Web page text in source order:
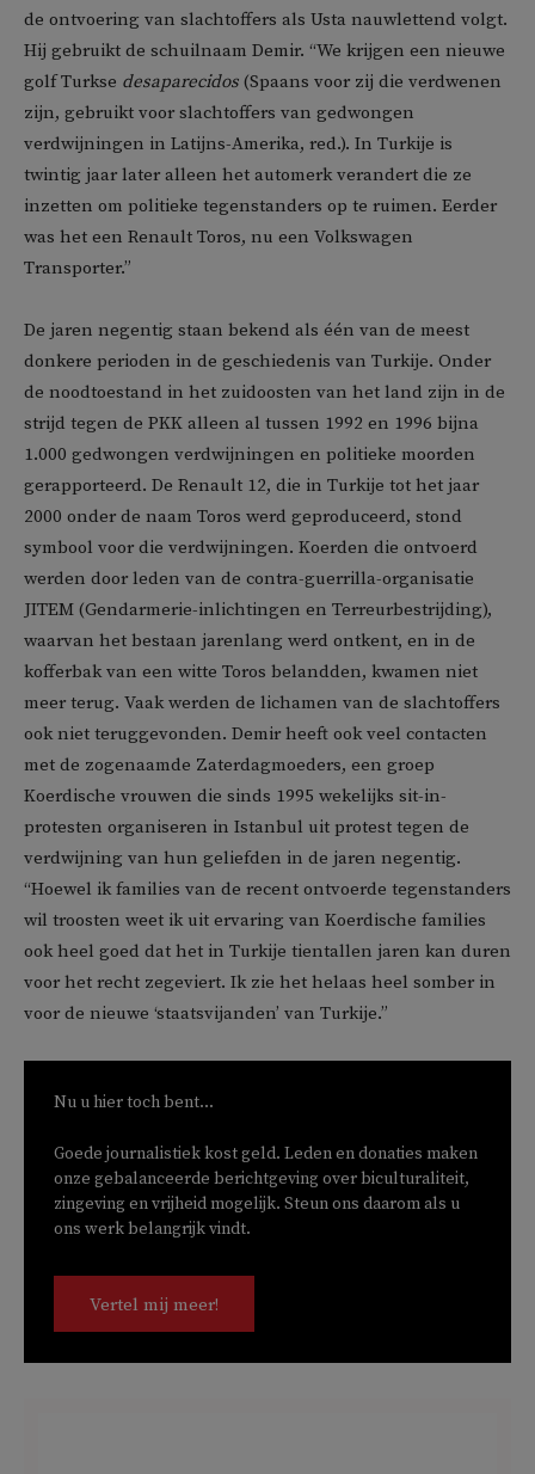
de ontvoering van slachtoffers als Usta nauwlettend volgt.
Hij gebruikt de schuilnaam Demir. “We krijgen een nieuwe
golf Turkse desaparecidos (Spaans voor zij die verdwenen
zijn, gebruikt voor slachtoffers van gedwongen
verdwijningen in Latijns-Amerika, red.). In Turkije is
twintig jaar later alleen het automerk verandert die ze
inzetten om politieke tegenstanders op te ruimen. Eerder
was het een Renault Toros, nu een Volkswagen
Transporter.”
De jaren negentig staan bekend als één van de meest
donkere perioden in de geschiedenis van Turkije. Onder
de noodtoestand in het zuidoosten van het land zijn in de
strijd tegen de PKK alleen al tussen 1992 en 1996 bijna
1.000 gedwongen verdwijningen en politieke moorden
gerapporteerd. De Renault 12, die in Turkije tot het jaar
2000 onder de naam Toros werd geproduceerd, stond
symbool voor die verdwijningen. Koerden die ontvoerd
werden door leden van de contra-guerrilla-organisatie
JITEM (Gendarmerie-inlichtingen en Terreurbestrijding),
waarvan het bestaan jarenlang werd ontkent, en in de
kofferbak van een witte Toros belandden, kwamen niet
meer terug. Vaak werden de lichamen van de slachtoffers
ook niet teruggevonden. Demir heeft ook veel contacten
met de zogenaamde Zaterdagmoeders, een groep
Koerdische vrouwen die sinds 1995 wekelijks sit-in-
protesten organiseren in Istanbul uit protest tegen de
verdwijning van hun geliefden in de jaren negentig.
“Hoewel ik families van de recent ontvoerde tegenstanders
wil troosten weet ik uit ervaring van Koerdische families
ook heel goed dat het in Turkije tientallen jaren kan duren
voor het recht zegeviert. Ik zie het helaas heel somber in
voor de nieuwe ‘staatsvijanden’ van Turkije.”
Nu u hier toch bent...
Goede journalistiek kost geld. Leden en donaties maken
onze gebalanceerde berichtgeving over biculturaliteit,
zingeving en vrijheid mogelijk. Steun ons daarom als u
ons werk belangrijk vindt.
Vertel mij meer!